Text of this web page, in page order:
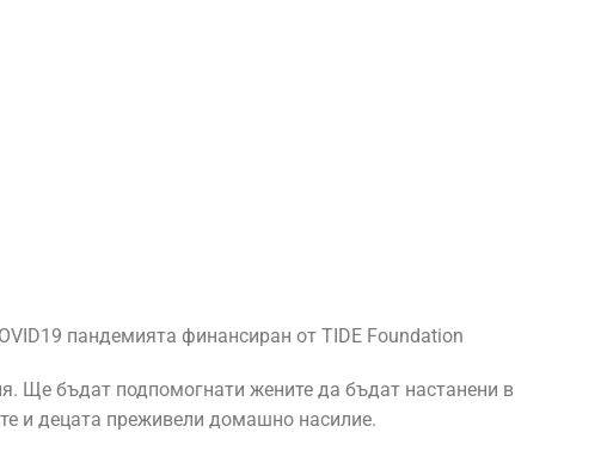
пандемията финансиран от TIDE Foundation
Ще бъдат подпомогнати жените да бъдат настанени в
и децата преживели домашно насилие.